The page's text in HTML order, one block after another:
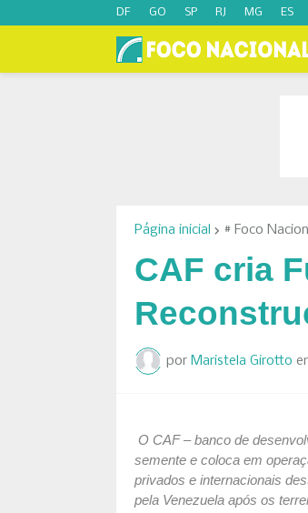
DF GO SP RJ MG ES
Página inicial # Foco
CAF cria
por Maristela Girotto
O CAF – banco de
semente e coloca em
privados e internacionais
pela Venezuela após os